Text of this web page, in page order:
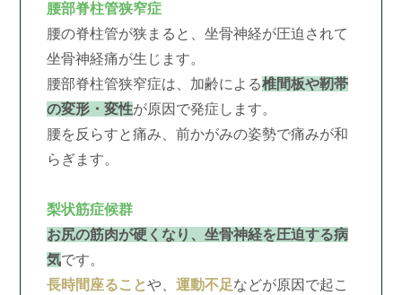
腰部脊柱管狭窄症
腰の脊柱管が狭まると、坐骨神経が圧迫されて
坐骨神経痛が生じます。
腰部脊柱管狭窄症は、加齢による椎間板や靭帯
の変形・変性が原因で発症します。
腰を反らすと痛み、前かがみの姿勢で痛みが和
らぎます。
梨状筋症候群
お尻の筋肉が硬くなり、坐骨神経を圧迫する病
気です。
長時間座ることや、 運動不足などが原因で起こ